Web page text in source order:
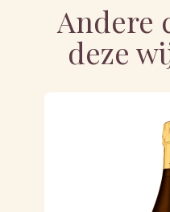
Andere
deze